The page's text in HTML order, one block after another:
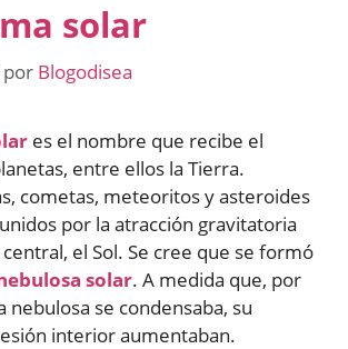
solar
por Blogodisea
es el nombre que recibe el
entre ellos la Tierra.
cometas, meteoritos y asteroides
por la atracción gravitatoria
el Sol. Se cree que se formó
solar. A medida que, por
nebulosa se condensaba, su
interior aumentaban.